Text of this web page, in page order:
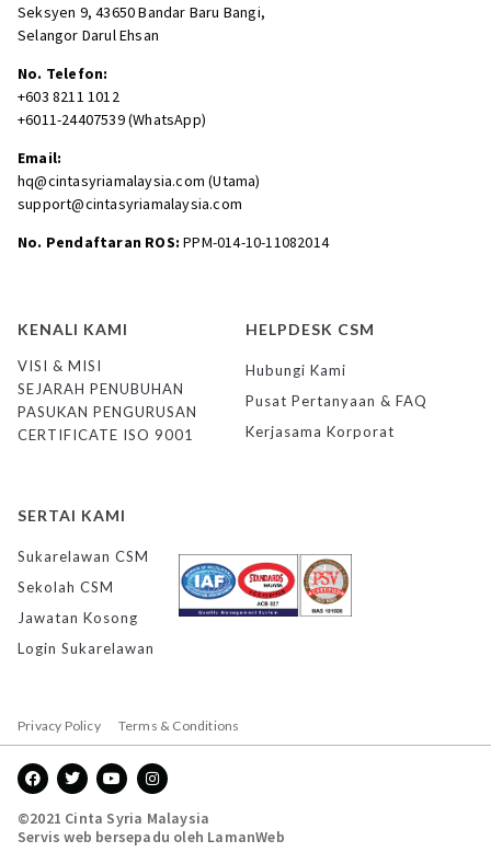
Seksyen 9, 43650 Bandar Baru Bangi,
Selangor Darul Ehsan
No. Telefon:
+603 8211 1012
+6011-24407539 (WhatsApp)
Email:
hq@cintasyriamalaysia.com (Utama)
support@cintasyriamalaysia.com
No. Pendaftaran ROS: PPM-014-10-11082014
KENALI KAMI
VISI & MISI
SEJARAH PENUBUHAN
PASUKAN PENGURUSAN
CERTIFICATE ISO 9001
HELPDESK CSM
Hubungi Kami
Pusat Pertanyaan & FAQ
Kerjasama Korporat
SERTAI KAMI
Sukarelawan CSM
Sekolah CSM
Jawatan Kosong
Login Sukarelawan
Privacy Policy Terms & Conditions
©2021 Cinta Syria Malaysia
Servis web bersepadu oleh LamanWeb